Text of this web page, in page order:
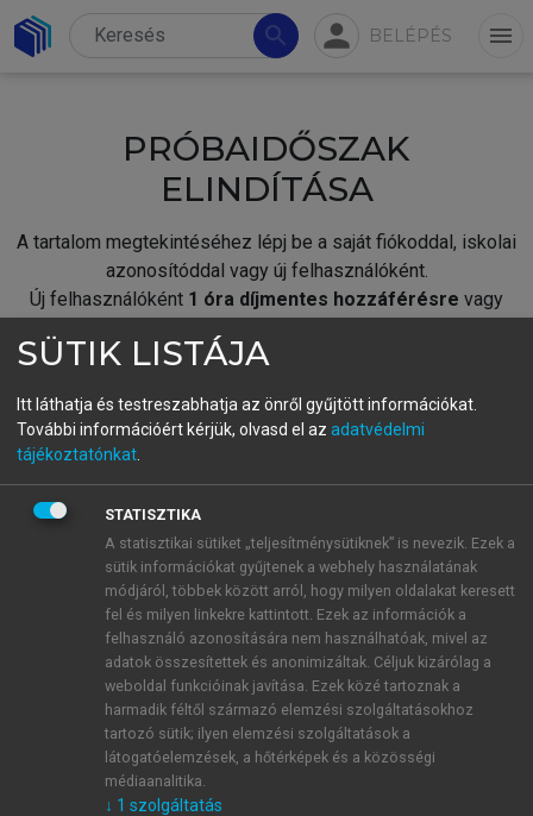
search person BELÉPÉS menu
PRÓBAIDŐSZAK
ELINDÍTÁSA
A tartalom megtekintéséhez lépj be a saját fiókoddal, iskolai
azonosítóddal vagy új felhasználóként.
Új felhasználóként 1 óra díjmentes hozzáférésre vagy
fiókoddal,vagy hozz létre új fiókot.
A regisztráció után apróbaidőszakautomatikusan
BELÉPÉS SAJÁT FIÓKKAL
ÚJ FIÓK LÉTREHOZÁSA
1 óra díjmentes hozzáférés
E-MAIL-CÍM
SÜTIK LISTÁJA
Itt láthatja és testreszabhatja az önről gyűjtött információkat.
További információért kérjük, olvasd el az adatvédelmi
tájékoztatónkat
STATISZTIKA
A statisztikai sütiket „teljesítménysütiknek” is nevezik. Ezek a
sütik információkat gyűjtenek a webhely használatának
módjáról, többek között arról, hogy milyen oldalakat keresett
fel és milyen linkekre kattintott. Ezek az információk a
felhasználó azonosítására nem használhatóak, mivel az
adatok összesítettek és anonimizáltak. Céljuk kizárólag a
weboldal funkcióinak javítása. Ezek közé tartoznak a
harmadik féltől származó elemzési szolgáltatásokhoz
tartozó sütik; ilyen elemzési szolgáltatások a
látogatóelemzések, a hőtérképek és a közösségi
médiaanalitika.
↓ 1 szolgáltatás